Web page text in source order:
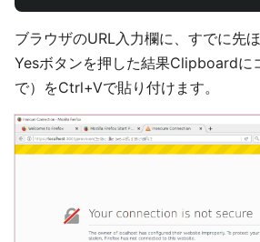
ブラウザのURL入力欄に、すでに先
Yesボタンを押した結果Clipboardに
で）をCtrl+Vで貼り付けます。